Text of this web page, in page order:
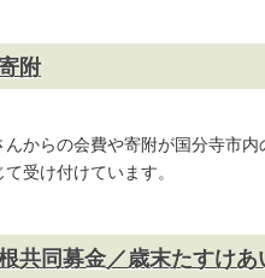
附
からの会費や寄附が国分寺市内
受け付けています。
共同募金／歳末たすけ